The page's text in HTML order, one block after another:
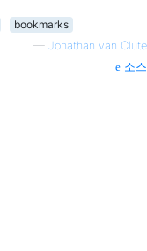
bookmarks
— Jonathan van Clute
소스